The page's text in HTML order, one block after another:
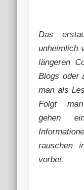
Das
unheimlich
längeren
Blogs oder
man als
Folgt
gehen
rauschen
vorbei.